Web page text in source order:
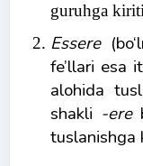
guruhga
Essere
fe’llari esa
alohida
shakli -ere
tuslanishga